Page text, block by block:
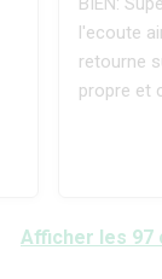
l'ecoute
retourne
propre et
Afficher les 97